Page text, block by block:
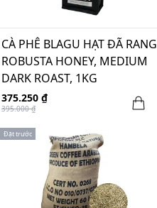
CÀ PHÊ BLAGU HẠT ĐÃ RANG
ROBUSTA HONEY, MEDIUM
DARK ROAST, 1KG
375.250 ₫
395.000 ₫
Đặt trước